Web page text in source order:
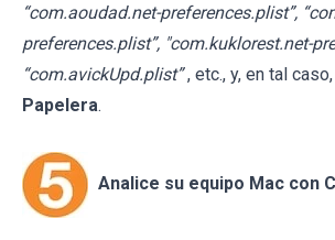
“com.aoudad.net-preferences.plist”,
preferences.plist”, "com.kuklorest.net-
“com.avickUpd.plist” , etc., y, en tal caso,
Papelera.
Analice su equipo Mac con